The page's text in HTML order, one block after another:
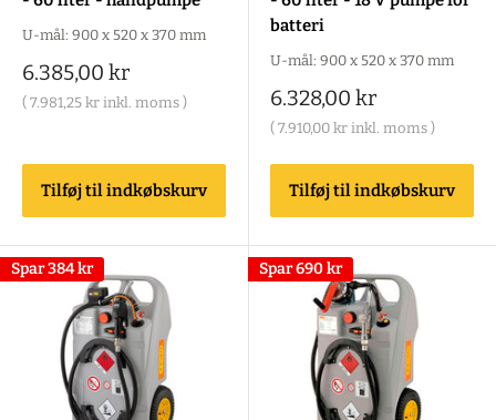
U-mål: 900 x 520 x 370 mm
Salgspris
6.385,00 kr
( 7.981,25 kr inkl. moms )
Tilføj til indkøbskurv
batteri
U-mål: 900 x 520 x 370 mm
Salgspris
6.328,00 kr
( 7.910,00 kr inkl. moms )
Tilføj til indkøbskurv
Spar384 kr Spar690 kr